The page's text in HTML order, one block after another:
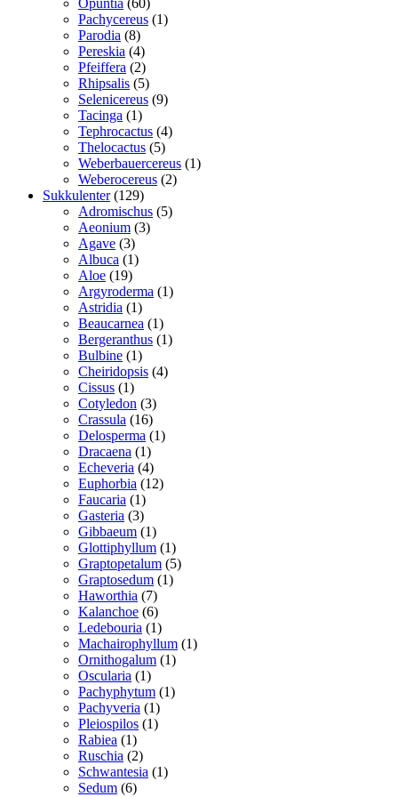
Opuntia 60
varer
Pachycereus 11
Parodia 88
varer
Pereskia 44
varer
Pfeiffera 22
varer
Rhipsalis 55
varer
Selenicereus 99
Tacinga 11
vare
Tephrocactus 44
Thelocactus 55
varer
Weberbauercereus 11
Weberocereus 22
Sukkulenter 129129
varer
Adromischus 55
Aeonium 33
Agave 33
varer
Albuca 11
Aloe 1919
varer
Argyroderma 11
Astridia 11
vare
Beaucarnea 11
vare
Bergeranthus 11
Bulbine 11
vare
Cheiridopsis 44
Cissus 11
vare
Cotyledon 33
varer
Crassula 1616
varer
Delosperma 11
Dracaena 11
vare
Echeveria 44
varer
Euphorbia 1212
Faucaria 11
vare
Gasteria 33
varer
Gibbaeum 11
vare
Glottiphyllum 11
vare
Graptopetalum 55
Graptosedum 11
Haworthia 77
varer
Kalanchoe 66
varer
Ledebouria 11
vare
Machairophyllum 11
Ornithogalum 11
Oscularia 11
vare
Pachyphytum 11
Pachyveria 11
vare
Pleiospilos 11
Rabiea 11
vare
Ruschia 22
varer
Schwantesia 11
Sedum 66